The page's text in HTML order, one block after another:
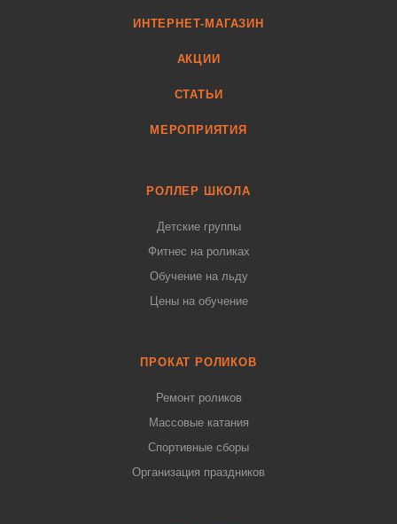
ИНТЕРНЕТ-МАГАЗИН
АКЦИИ
СТАТЬИ
МЕРОПРИЯТИЯ
РОЛЛЕР ШКОЛА
Детские группы
Фитнес на роликах
Обучение на льду
Цены на обучение
ПРОКАТ РОЛИКОВ
Ремонт роликов
Массовые катания
Спортивные сборы
Организация праздников